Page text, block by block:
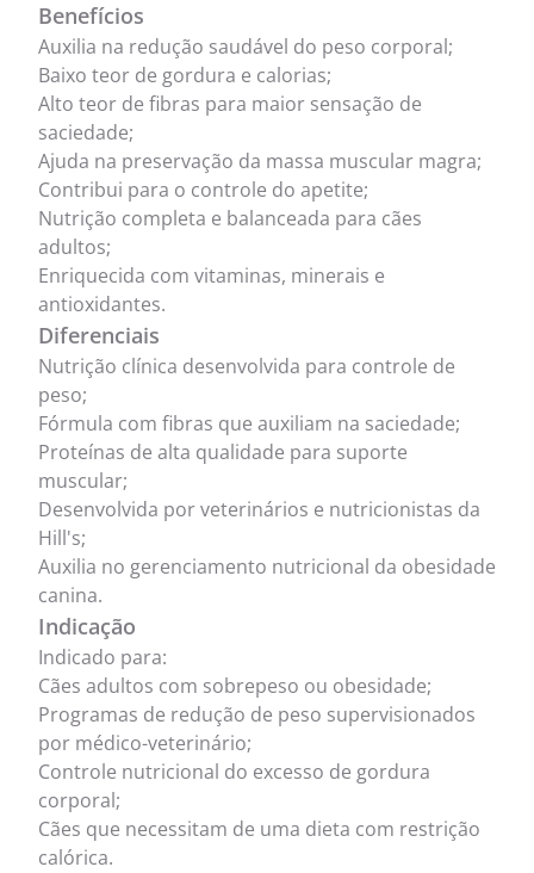
Benefícios
Auxilia na redução saudável do peso corporal;
Baixo teor de gordura e calorias;
Alto teor de fibras para maior sensação de
saciedade;
Ajuda na preservação da massa muscular magra;
Contribui para o controle do apetite;
Nutrição completa e balanceada para cães
adultos;
Enriquecida com vitaminas, minerais e
antioxidantes.
Diferenciais
Nutrição clínica desenvolvida para controle de
peso;
Fórmula com fibras que auxiliam na saciedade;
Proteínas de alta qualidade para suporte
muscular;
Desenvolvida por veterinários e nutricionistas da
Hill's;
Auxilia no gerenciamento nutricional da obesidade
canina.
Indicação
Indicado para:
Cães adultos com sobrepeso ou obesidade;
Programas de redução de peso supervisionados
por médico-veterinário;
Controle nutricional do excesso de gordura
corporal;
Cães que necessitam de uma dieta com restrição
calórica.